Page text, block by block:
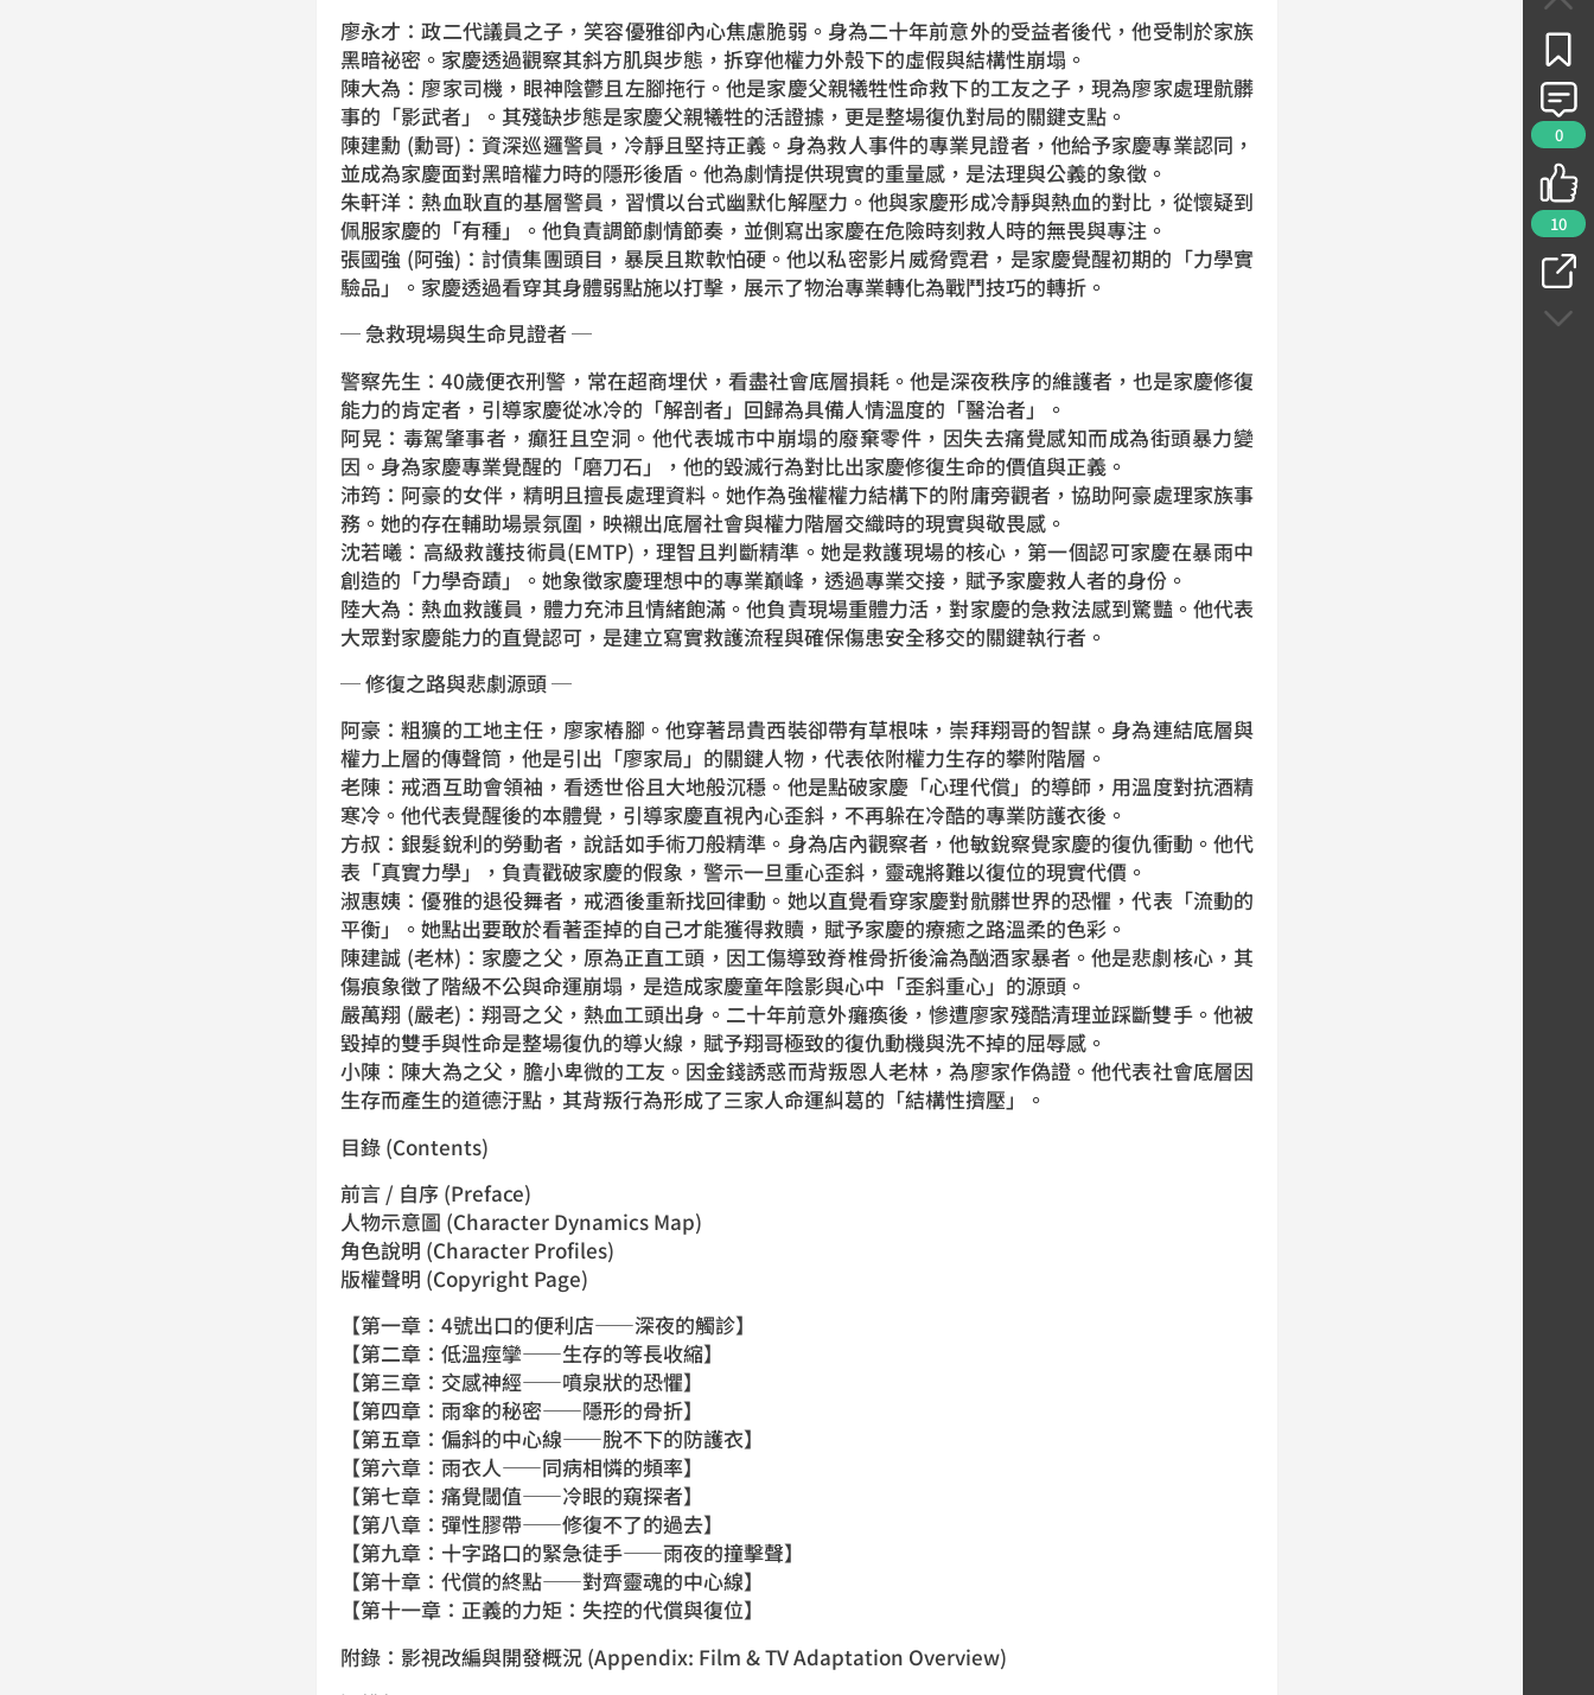
0
10
廖永才：政二代議員之子，笑容優雅卻內心焦慮脆弱。身為二十年前意外的受益者後代，他受制於家族
黑暗祕密。家慶透過觀察其斜方肌與步態，拆穿他權力外殼下的虛假與結構性崩塌。
陳大為：廖家司機，眼神陰鬱且左腳拖行。他是家慶父親犧牲性命救下的工友之子，現為廖家處理骯髒
事的「影武者」。其殘缺步態是家慶父親犧牲的活證據，更是整場復仇對局的關鍵支點。
陳建勳 (勳哥)：資深巡邏警員，冷靜且堅持正義。身為救人事件的專業見證者，他給予家慶專業認同，
並成為家慶面對黑暗權力時的隱形後盾。他為劇情提供現實的重量感，是法理與公義的象徵。
朱軒洋：熱血耿直的基層警員，習慣以台式幽默化解壓力。他與家慶形成冷靜與熱血的對比，從懷疑到
佩服家慶的「有種」。他負責調節劇情節奏，並側寫出家慶在危險時刻救人時的無畏與專注。
張國強 (阿強)：討債集團頭目，暴戾且欺軟怕硬。他以私密影片威脅霓君，是家慶覺醒初期的「力學實
驗品」。家慶透過看穿其身體弱點施以打擊，展示了物治專業轉化為戰鬥技巧的轉折。
─ 急救現場與生命見證者 ─
警察先生：40歲便衣刑警，常在超商埋伏，看盡社會底層損耗。他是深夜秩序的維護者，也是家慶修復
能力的肯定者，引導家慶從冰冷的「解剖者」回歸為具備人情溫度的「醫治者」。
阿晃：毒駕肇事者，癲狂且空洞。他代表城市中崩塌的廢棄零件，因失去痛覺感知而成為街頭暴力變
因。身為家慶專業覺醒的「磨刀石」，他的毀滅行為對比出家慶修復生命的價值與正義。
沛筠：阿豪的女伴，精明且擅長處理資料。她作為強權權力結構下的附庸旁觀者，協助阿豪處理家族事
務。她的存在輔助場景氛圍，映襯出底層社會與權力階層交織時的現實與敬畏感。
沈若曦：高級救護技術員(EMTP)，理智且判斷精準。她是救護現場的核心，第一個認可家慶在暴雨中
創造的「力學奇蹟」。她象徵家慶理想中的專業巔峰，透過專業交接，賦予家慶救人者的身份。
陸大為：熱血救護員，體力充沛且情緒飽滿。他負責現場重體力活，對家慶的急救法感到驚豔。他代表
大眾對家慶能力的直覺認可，是建立寫實救護流程與確保傷患安全移交的關鍵執行者。
─ 修復之路與悲劇源頭 ─
阿豪：粗獷的工地主任，廖家樁腳。他穿著昂貴西裝卻帶有草根味，崇拜翔哥的智謀。身為連結底層與
權力上層的傳聲筒，他是引出「廖家局」的關鍵人物，代表依附權力生存的攀附階層。
老陳：戒酒互助會領袖，看透世俗且大地般沉穩。他是點破家慶「心理代償」的導師，用溫度對抗酒精
寒冷。他代表覺醒後的本體覺，引導家慶直視內心歪斜，不再躲在冷酷的專業防護衣後。
方叔：銀髮銳利的勞動者，說話如手術刀般精準。身為店內觀察者，他敏銳察覺家慶的復仇衝動。他代
表「真實力學」，負責戳破家慶的假象，警示一旦重心歪斜，靈魂將難以復位的現實代價。
淑惠姨：優雅的退役舞者，戒酒後重新找回律動。她以直覺看穿家慶對骯髒世界的恐懼，代表「流動的
平衡」。她點出要敢於看著歪掉的自己才能獲得救贖，賦予家慶的療癒之路溫柔的色彩。
陳建誠 (老林)：家慶之父，原為正直工頭，因工傷導致脊椎骨折後淪為酗酒家暴者。他是悲劇核心，其
傷痕象徵了階級不公與命運崩塌，是造成家慶童年陰影與心中「歪斜重心」的源頭。
嚴萬翔 (嚴老)：翔哥之父，熱血工頭出身。二十年前意外癱瘓後，慘遭廖家殘酷清理並踩斷雙手。他被
毀掉的雙手與性命是整場復仇的導火線，賦予翔哥極致的復仇動機與洗不掉的屈辱感。
小陳：陳大為之父，膽小卑微的工友。因金錢誘惑而背叛恩人老林，為廖家作偽證。他代表社會底層因
生存而產生的道德汙點，其背叛行為形成了三家人命運糾葛的「結構性擠壓」。
目錄 (Contents)
前言 / 自序 (Preface)
人物示意圖 (Character Dynamics Map)
角色說明 (Character Profiles)
版權聲明 (Copyright Page)
【第一章：4號出口的便利店——深夜的觸診】
【第二章：低溫痙攣——生存的等長收縮】
【第三章：交感神經——噴泉狀的恐懼】
【第四章：雨傘的秘密——隱形的骨折】
【第五章：偏斜的中心線——脫不下的防護衣】
【第六章：雨衣人——同病相憐的頻率】
【第七章：痛覺閾值——冷眼的窺探者】
【第八章：彈性膠帶——修復不了的過去】
【第九章：十字路口的緊急徒手——雨夜的撞擊聲】
【第十章：代償的終點——對齊靈魂的中心線】
【第十一章：正義的力矩：失控的代償與復位】
附錄：影視改編與開發概況 (Appendix: Film & TV Adaptation Overview)